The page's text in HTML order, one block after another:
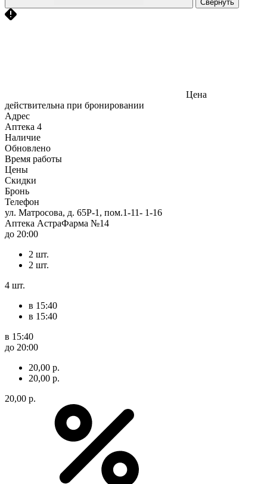
Свернуть
Цена
действительна при бронировании
Адрес
Аптека 4
Наличие
Обновлено
Время работы
Цены
Скидки
Бронь
Телефон
ул. Матросова, д. 65Р-1, пом.1-11- 1-16
Аптека АстраФарма №14
до 20:00
2 шт.
2 шт.
4 шт.
в 15:40
в 15:40
в 15:40
до 20:00
20,00 р.
20,00 р.
20,00 р.